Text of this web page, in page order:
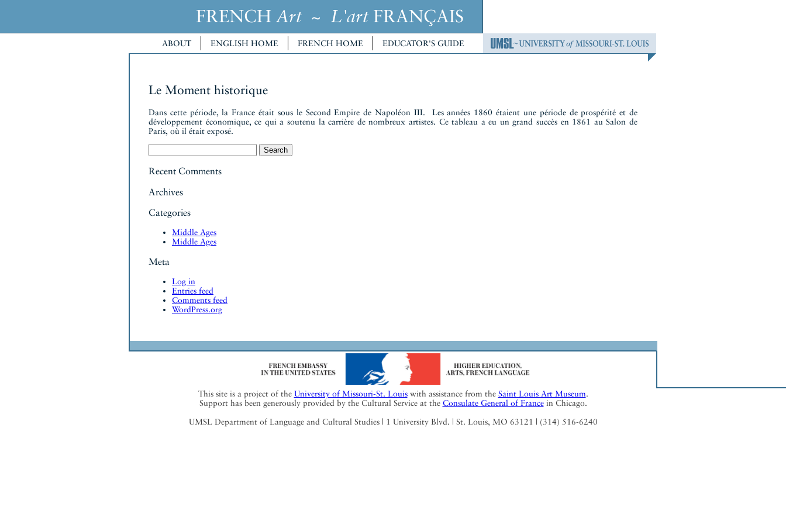
FRENCH Art~ L'artFRANÇAIS
ABOUT ENGLISH HOME FRENCH HOME EDUCATOR'S GUIDE
Le Moment historique
Dans cette période, la France était sous le Second Empire de Napoléon III. Les années 1860 étaient une période de prospérité et de
développement économique, ce qui a soutenu la carrière de nombreux artistes. Ce tableau a eu un grand succès en 1861 au Salon de
Paris, où il était exposé.
for:
Recent Comments
Archives
Categories
Middle Ages
Middle Ages
Meta
Log in
Entries feed
Comments feed
WordPress.org
This site is a project of the University of Missouri-St. Louiswith assistance from the Saint Louis Art Museum.
Support has been generously provided by the Cultural Service at the Consulate General of Francein Chicago.
UMSL Department of Language and Cultural Studies | 1 University Blvd. | St. Louis, MO 63121 | (314) 516-6240